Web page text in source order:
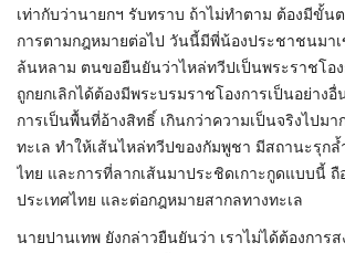
เท่ากับว่านายกฯ รับทราบ ถ้าไม่ทำตาม​ ต้องมีขั้น
การตามกฎหมายต่อไป วันนี้มีพี่น้องประชาชนมาเ
ล้นหลาม​ ตนขอยืนยันว่าไหล่ทวีปเป็นพระราชโอง
ถูกยกเลิกได้​ต้องมีพระบรมราชโองการเป็นอย่าง
การเป็นพื้นที่อ้างสิทธิ์ เกินกว่าความเป็นจริงไปมา
ทะเล ทำให้เส้นไหล่ทวีปของกัมพูชา​ มีสถานะรุก
ไทย​ และการที่ลากเส้นมาประชิดเกาะกูดแบบนี้​ ถื
ประเทศไทย​ และต่อกฎหมายสากลทางทะเล​
นายปาน​เทพ​ ยังกล่าวยืนยันว่า​ เราไม่ได้ต้องการ